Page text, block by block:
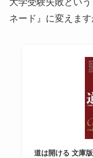
ネード』に変えます
道は開ける 文庫版